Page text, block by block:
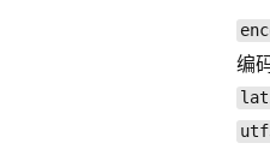
编